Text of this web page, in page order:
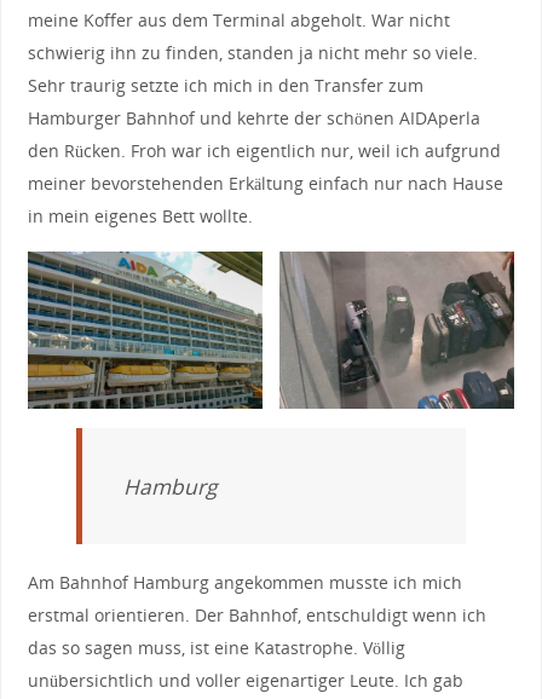
meine Koffer aus dem Terminal abgeholt. War nicht
schwierig ihn zu finden, standen ja nicht mehr so viele.
Sehr traurig setzte ich mich in den Transfer zum
Hamburger Bahnhof und kehrte der schönen AIDAperla
den Rücken. Froh war ich eigentlich nur, weil ich aufgrund
meiner bevorstehenden Erkältung einfach nur nach Hause
in mein eigenes Bett wollte.
Hamburg
Am Bahnhof Hamburg angekommen musste ich mich
erstmal orientieren. Der Bahnhof, entschuldigt wenn ich
das so sagen muss, ist eine Katastrophe. Völlig
unübersichtlich und voller eigenartiger Leute. Ich gab